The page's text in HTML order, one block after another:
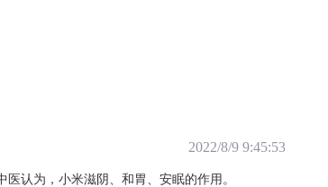
2022/8/9 9:45:53
认为，小米滋阴、和胃、安眠的作用。